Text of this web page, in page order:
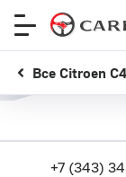
Все Citroen C4
+7 (343)